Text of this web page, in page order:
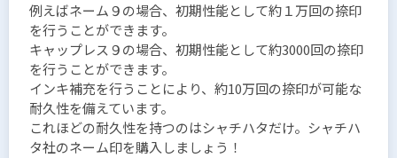
例えばネーム９の場合、初期性能として約１万回の捺印
を行うことができます。
キャップレス９の場合、初期性能として約3000回の捺印
を行うことができます。
インキ補充を行うことにより、約10万回の捺印が可能な
耐久性を備えています。
これほどの耐久性を持つのはシャチハタだけ。シャチハ
タ社のネーム印を購入しましょう！